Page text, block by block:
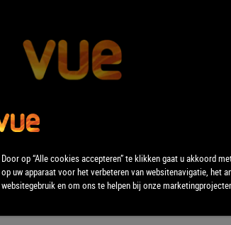
Door op “Alle cookies accepteren” te klikken gaat u akkoord
op uw apparaat voor het verbeteren van websitenavigatie, het
websitegebruik en om ons te helpen bij onze